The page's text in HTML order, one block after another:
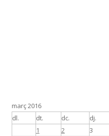
març 2016
dl.
dt. dc. dj.
1 2 3